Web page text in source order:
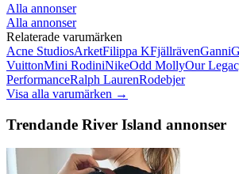
Alla annonser
Alla annonser
Relaterade varumärken
Acne StudiosArketFilippa KFjällrävenGanni
VuittonMini RodiniNikeOdd MollyOur
PerformanceRalph LaurenRodebjer
Visa alla varumärken →
Trendande River Island annonser